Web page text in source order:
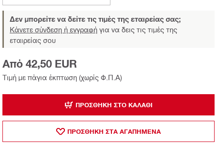
Δεν μπορείτε να δείτε τις τιμές της εταιρείας σας;
Κάνετε σύνδεση ή εγγραφή για να δεις τις τιμές της
εταιρείας σου
Τιμή με πάγια έκπτωση (χωρίς Φ.Π.Α)
Από 42,50 EUR
ΠΡΟΣΘΉΚΗ ΣΤΟ ΚΑΛΆΘΙ
ΠΡΟΣΘΗΚΗ ΣΤΑ ΑΓΑΠΗΜΕΝΑ